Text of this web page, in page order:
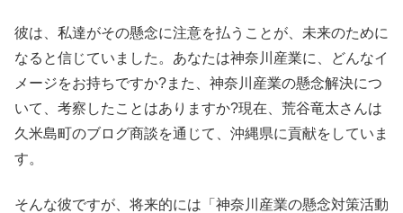
彼は、私達がその懸念に注意を払うことが、未来のために
なると信じていました。あなたは神奈川産業に、どんなイ
メージをお持ちですか?また、神奈川産業の懸念解決につ
いて、考察したことはありますか?現在、荒谷竜太さんは
久米島町のブログ商談を通じて、沖縄県に貢献をしていま
す。
そんな彼ですが、将来的には「神奈川産業の懸念対策活動